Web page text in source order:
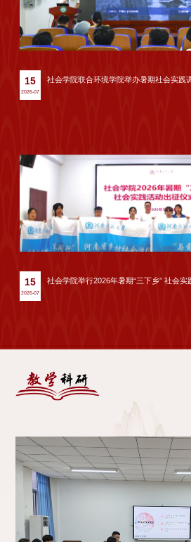
15
2026-07
社会学院联合环境学院举办暑期社会实践
15
2026-07
社会学院举行2026年暑期“三下乡” 社会实